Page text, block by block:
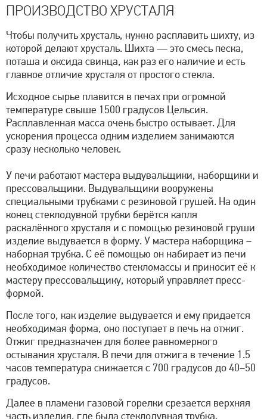
ПРОИЗВОДСТВО ХРУСТАЛЯ
Чтобы получить хрусталь, нужно расплавить шихту, из
которой делают хрусталь. Шихта — это смесь песка,
поташа и оксида свинца, как раз его наличие и есть
главное отличие хрусталя от простого стекла.
Исходное сырье плавится в печах при огромной
температуре свыше 1500 градусов Цельсия.
Расплавленная масса очень быстро остывает. Для
ускорения процесса одним изделием занимаются
сразу несколько человек.
У печи работают мастера выдувальщики, наборщики и
прессовальщики. Выдувальщики вооружены
специальными трубками с резиновой грушей. На один
конец стеклодувной трубки берётся капля
раскалённого хрусталя и с помощью резиновой груши
изделие выдувается в форму. У мастера наборщика –
наборная трубка. С её помощью он набирает из печи
необходимое количество стекломассы и приносит её к
мастеру прессовальщику, который управляет пресс-
формой.
После того, как изделие выдувается и ему придается
необходимая форма, оно поступает в печь на отжиг.
Отжиг предназначен для более равномерного
остывания хрусталя. В печи для отжига в течение 1.5
часов температура снижается с 700 градусов до 40–50
градусов.
Далее в пламени газовой горелки срезается верхняя
часть изделия, где была стеклодувная трубка.